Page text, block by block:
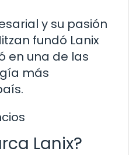
y su pasión
fundó Lanix
en una de las
más
Lanix?